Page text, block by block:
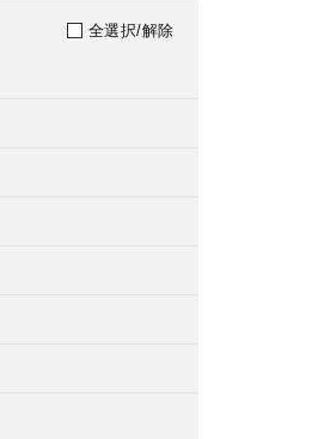
全選択/解除